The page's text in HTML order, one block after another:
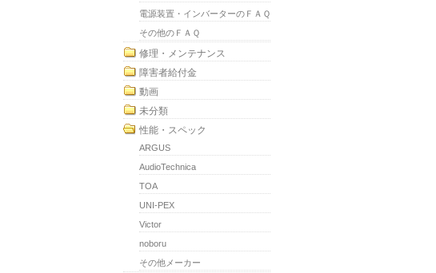
電源装置・インバーターのＦＡＱ
その他のＦＡＱ
修理・メンテナンス
障害者給付金
動画
未分類
性能・スペック
ARGUS
AudioTechnica
TOA
UNI-PEX
Victor
noboru
その他メーカー